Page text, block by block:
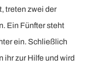
treten zwei der
Ein Fünfter steht
ein. Schließlich
ihr zur Hilfe und wird